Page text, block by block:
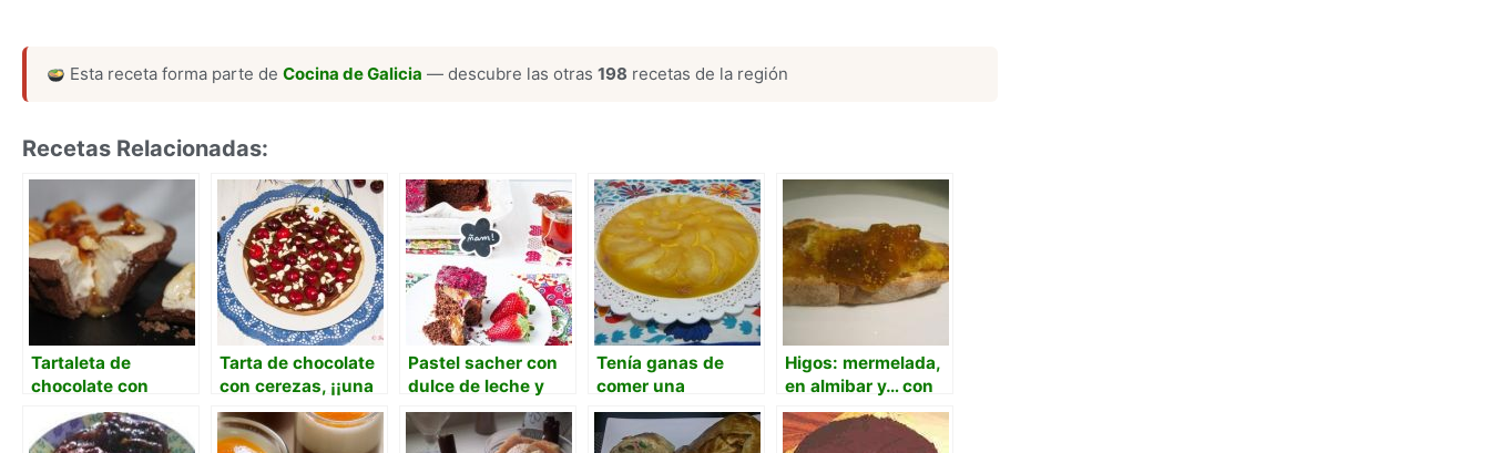
Esta receta forma parte deCocina de Galicia — descubre las otras198 recetas de la región
Recetas Relacionadas:
Tartaleta de
chocolate con
créme de la créme
de castañas y
Tarta de chocolate
con cerezas, ¡¡una
lujuria!!
Pastel sacher con
dulce de leche y
frambuesas ¡una
gordura!
Tenía ganas de
comer una
Tarantela y la hice
light
Higos: mermelada,
en almibar y… con
jamon